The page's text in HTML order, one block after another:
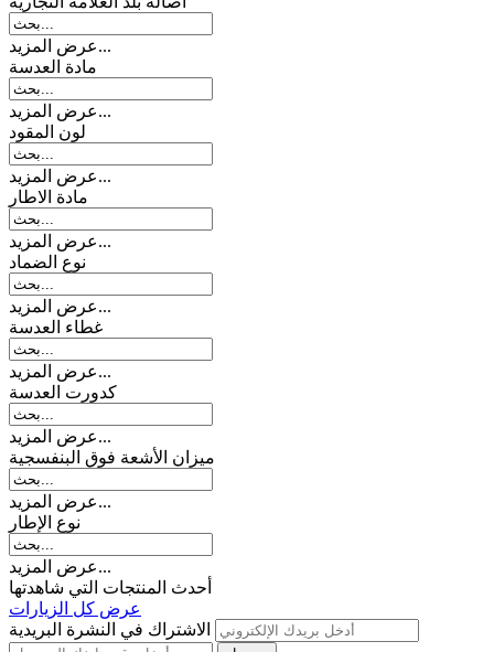
عرض المزيد...
مادة العدسة
عرض المزيد...
لون المقود
عرض المزيد...
مادة الاطار
عرض المزيد...
نوع الضماد
عرض المزيد...
غطاء العدسة
عرض المزيد...
کدورت العدسة
عرض المزيد...
میزان الأشعة فوق البنفسجية
عرض المزيد...
نوع الإطار
عرض المزيد...
أحدث المنتجات التي شاهدتها
عرض كل الزيارات
الاشتراك في النشرة البريدية